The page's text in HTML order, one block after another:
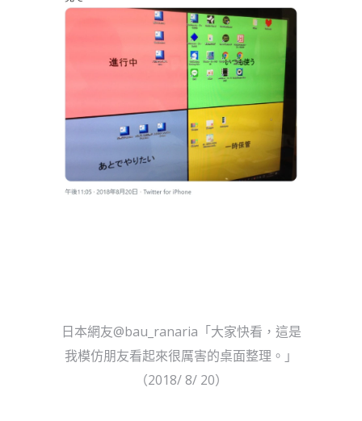
日本網友@bau_ranaria「大家快看，這是
我模仿朋友看起來很厲害的桌面整理。」
（2018/ 8/ 20）